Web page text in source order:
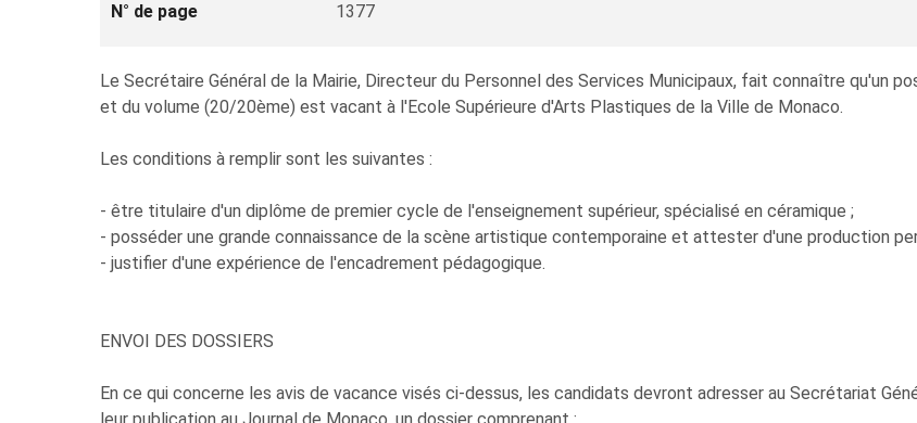
N° de page
1377
Le Secrétaire Général de la Mairie, Directeur du Personnel des Services Municipaux, fait connaître qu'un
et du volume (20/20ème) est vacant à l'Ecole Supérieure d'Arts Plastiques de la Ville de Monaco.
Les conditions à remplir sont les suivantes :
- être titulaire d'un diplôme de premier cycle de l'enseignement supérieur, spécialisé en céramique ;
- posséder une grande connaissance de la scène artistique contemporaine et attester d'une production
- justifier d'une expérience de l'encadrement pédagogique.
ENVOI DES DOSSIERS
En ce qui concerne les avis de vacance visés ci-dessus, les candidats devront adresser au Secrétariat